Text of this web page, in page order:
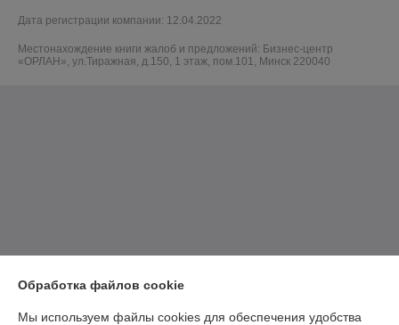
Дата регистрации компании: 12.04.2022
Местонахождение книги жалоб и предложений: Бизнес-центр
«ОРЛАН», ул.Тиражная, д.150, 1 этаж, пом.101, Минск 220040
Обработка файлов cookie
Мы используем файлы cookies для обеспечения удобства